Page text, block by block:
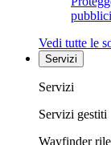
Vedi tutte le
Servizi
Servizi
Servizi gestiti
Wayfinder